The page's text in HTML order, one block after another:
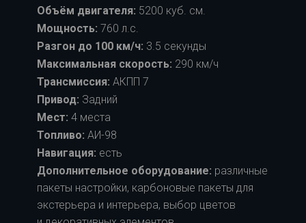
Объём двигателя: 5200 куб. см.
Максимальная скорость: 290 км/ч
Трансмиссия: АКПП 7
Разгон до 100 км/ч: 3.5 секунды
Мощность: 760 л.с.
Привод: Задний
Топливо: АИ-98
Дополнительное оборудование: различные
пакеты настройки, карбоновые пакеты для
экстерьера и интерьера, выбор цветов
Навигация: есть
Мест: 4 места